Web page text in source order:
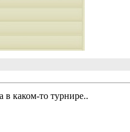
в каком-то турнире..